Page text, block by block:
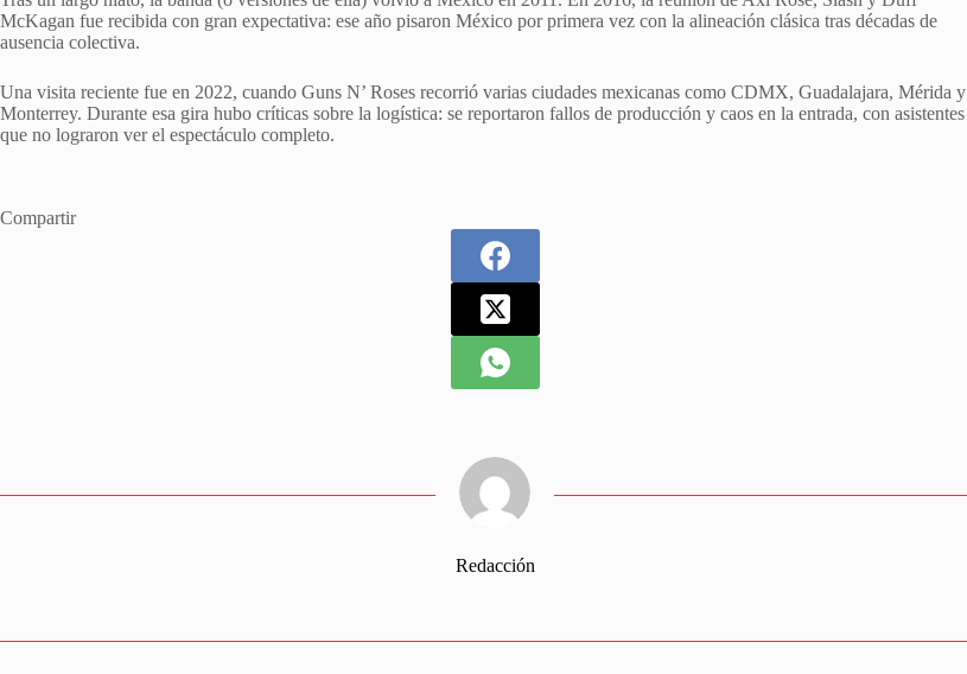
McKagan fue recibida con gran expectativa: ese año pisaron México por primera vez con la alineación clásica tras décadas de
ausencia colectiva.
Una visita reciente fue en 2022, cuando Guns N’ Roses recorrió varias ciudades mexicanas como CDMX, Guadalajara, Mérida y
Monterrey. Durante esa gira hubo críticas sobre la logística: se reportaron fallos de producción y caos en la entrada, con asistentes
que no lograron ver el espectáculo completo.
Compartir
Redacción